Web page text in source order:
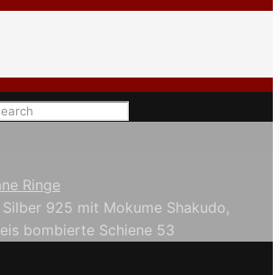
Ringe
925 mit Mokume Shakudo,
bombierte Schiene 53